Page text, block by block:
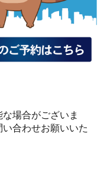
場合がございま
合わせお願いいた